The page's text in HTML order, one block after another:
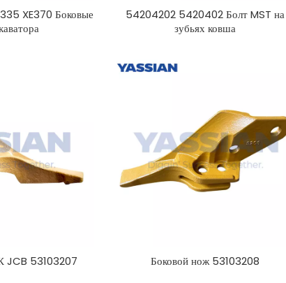
XE370 Боковые
54204202 5420402 Болт MST на
зубьях ковша
53103207 Боковой нож 53103208